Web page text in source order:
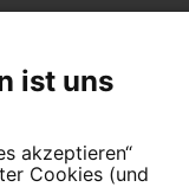
ist uns
akzeptieren“
Cookies (und